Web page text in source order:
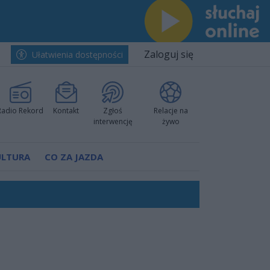
Ułatwienia dostępności Zaloguj się
Rekord Kontakt
Zgłoś
interwencję
Relacje na
żywo
CO ZA JAZDA